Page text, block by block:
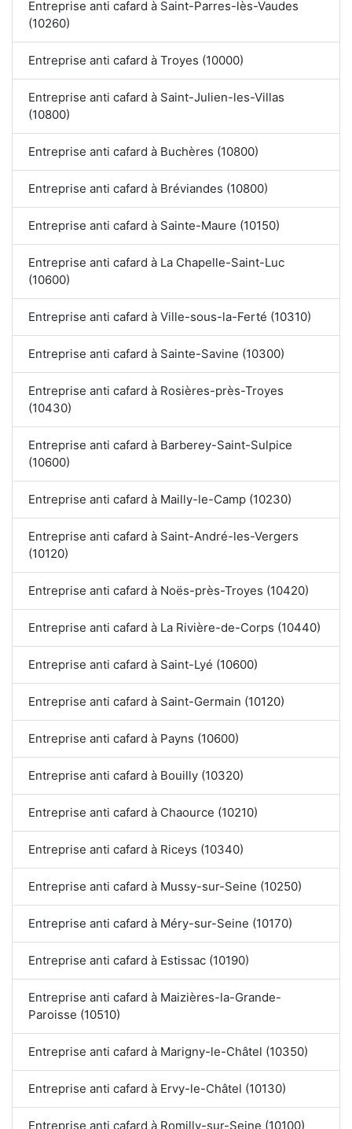
Entreprise anti cafard à Saint-Parres-lès-Vaudes
(10260)
Entreprise anti cafard à Troyes (10000)
Entreprise anti cafard à Saint-Julien-les-Villas
(10800)
Entreprise anti cafard à Buchères (10800)
Entreprise anti cafard à Bréviandes (10800)
Entreprise anti cafard à Sainte-Maure (10150)
Entreprise anti cafard à La Chapelle-Saint-Luc
(10600)
Entreprise anti cafard à Ville-sous-la-Ferté (10310)
Entreprise anti cafard à Sainte-Savine (10300)
Entreprise anti cafard à Rosières-près-Troyes
(10430)
Entreprise anti cafard à Barberey-Saint-Sulpice
(10600)
Entreprise anti cafard à Mailly-le-Camp (10230)
Entreprise anti cafard à Saint-André-les-Vergers
(10120)
Entreprise anti cafard à Noës-près-Troyes (10420)
Entreprise anti cafard à La Rivière-de-Corps (10440)
Entreprise anti cafard à Saint-Lyé (10600)
Entreprise anti cafard à Saint-Germain (10120)
Entreprise anti cafard à Payns (10600)
Entreprise anti cafard à Bouilly (10320)
Entreprise anti cafard à Chaource (10210)
Entreprise anti cafard à Riceys (10340)
Entreprise anti cafard à Mussy-sur-Seine (10250)
Entreprise anti cafard à Méry-sur-Seine (10170)
Entreprise anti cafard à Estissac (10190)
Entreprise anti cafard à Maizières-la-Grande-
Paroisse (10510)
Entreprise anti cafard à Marigny-le-Châtel (10350)
Entreprise anti cafard à Ervy-le-Châtel (10130)
Entreprise anti cafard à Romilly-sur-Seine (10100)